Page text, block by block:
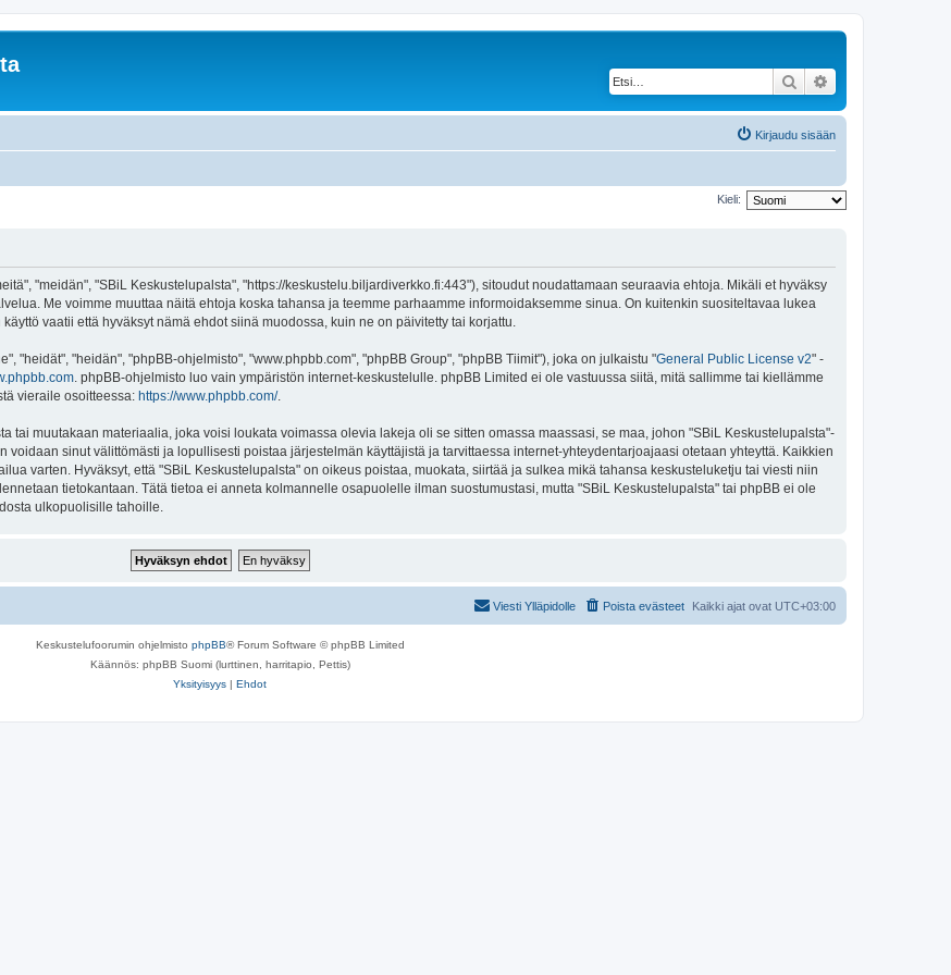
Etsi
Kirjaudu sisään
Kieli:
"meidän", "SBiL Keskustelupalsta", "https://keskustelu.biljardiverkko.fi:443"), sitoudut noudattamaan seuraavia ehtoja. Mikäli et hyväksy
Me voimme muuttaa näitä ehtoja koska tahansa ja teemme parhaamme informoidaksemme sinua. On kuitenkin suositeltavaa lukea
vaatii että hyväksyt nämä ehdot siinä muodossa, kuin ne on päivitetty tai korjattu.
"heidät", "heidän", "phpBB-ohjelmisto", "www.phpbb.com", "phpBB Group", "phpBB Tiimit"), joka on julkaistu "General Public License v2" -
. phpBB-ohjelmisto luo vain ympäristön internet-keskustelulle. phpBB Limited ei ole vastuussa siitä, mitä sallimme tai kiellämme
vieraile osoitteessa: https://www.phpbb.com/.
tai muutakaan materiaalia, joka voisi loukata voimassa olevia lakeja oli se sitten omassa maassasi, se maa, johon "SBiL Keskustelupalsta"-
sinut välittömästi ja lopullisesti poistaa järjestelmän käyttäjistä ja tarvittaessa internet-yhteydentarjoajaasi otetaan yhteyttä. Kaikkien
varten. Hyväksyt, että "SBiL Keskustelupalsta" on oikeus poistaa, muokata, siirtää ja sulkea mikä tahansa keskusteluketju tai viesti niin
tietokantaan. Tätä tietoa ei anneta kolmannelle osapuolelle ilman suostumustasi, mutta "SBiL Keskustelupalsta" tai phpBB ei ole
ulkopuolisille tahoille.
Kaikki ajat ovat UTC+03:00
Poista evästeet
Viesti Ylläpidolle
Keskustelufoorumin ohjelmisto phpBB® Forum Software © phpBB Limited
Käännös: phpBB Suomi (lurttinen, harritapio, Pettis)
Yksityisyys | Ehdot